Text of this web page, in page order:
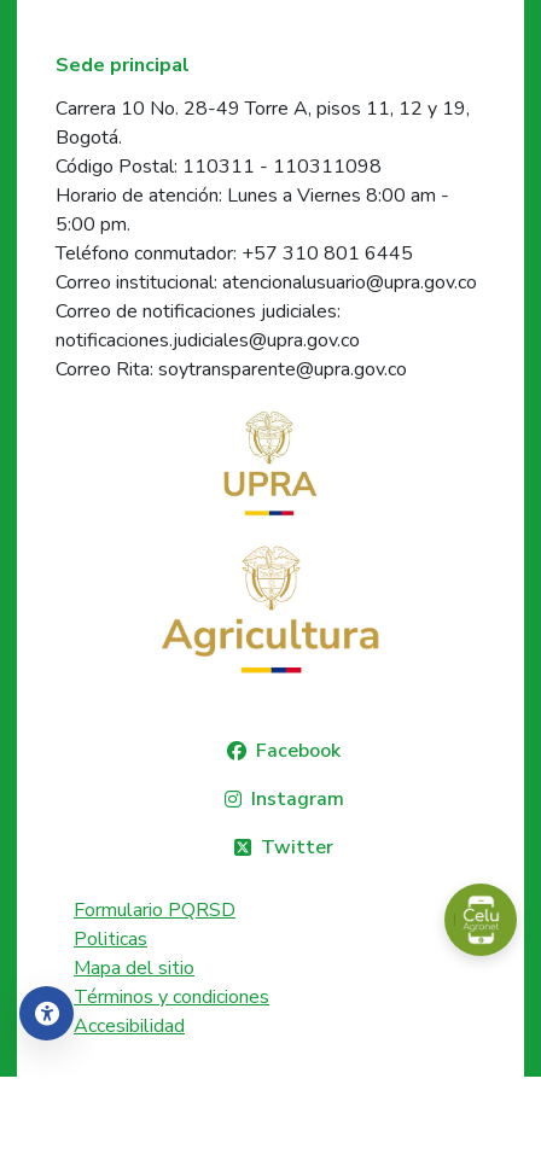
Accesibilidad
Sede principal
Carrera 10 No. 28-49 Torre A, pisos 11, 12 y 19,
Bogotá.
Código Postal: 110311 - 110311098
Horario de atención: Lunes a Viernes 8:00 am -
5:00 pm.
Teléfono conmutador: +57 310 801 6445
Correo institucional: atencionalusuario@upra.gov.co
Correo de notificaciones judiciales:
notificaciones.judiciales@upra.gov.co
Correo Rita: soytransparente@upra.gov.co
Facebook
Instagram
Twitter
Formulario PQRSD
Politicas
Mapa del sitio
Términos y condiciones
Accesibilidad